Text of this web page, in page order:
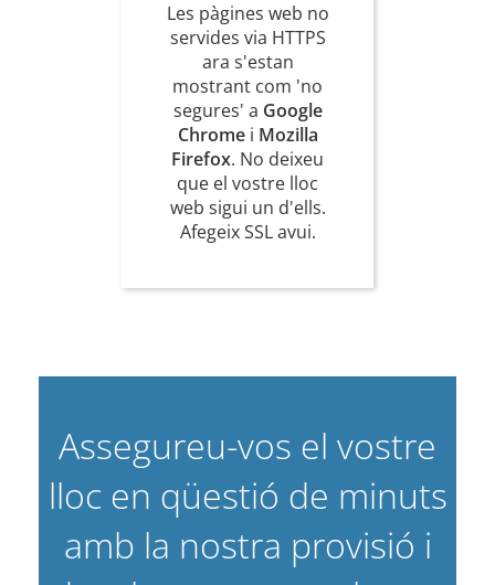
Les pàgines web no
servides via HTTPS
ara s'estan
mostrant com 'no
segures' a Google
Chromei Mozilla
Firefox. No deixeu
que el vostre lloc
web sigui un d'ells.
Afegeix SSL avui.
Assegureu-vos el vostre
lloc en qüestió de minuts
amb la nostra provisió i